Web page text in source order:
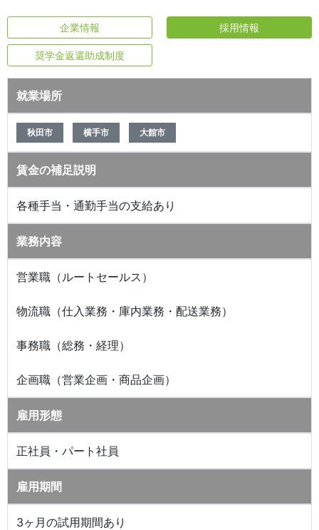
企業情報 採用情報
奨学金返還助成制度
就業場所
秋田市 横手市 大館市
賃金の補足説明
各種手当・通勤手当の支給あり
業務内容
営業職（ルートセールス）
物流職（仕入業務・庫内業務・配送業務）
事務職（総務・経理）
企画職（営業企画・商品企画）
雇用形態
正社員・パート社員
雇用期間
3ヶ月の試用期間あり